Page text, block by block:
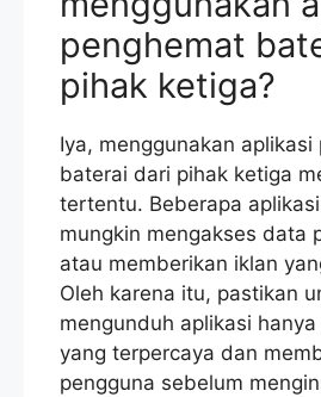
penghemat
pihak ketiga?
Iya, menggunakan aplikasi
baterai dari pihak ketiga
tertentu. Beberapa
mungkin mengakses data
atau memberikan iklan
Oleh karena itu, pastikan
mengunduh aplikasi
yang terpercaya dan
pengguna sebelum